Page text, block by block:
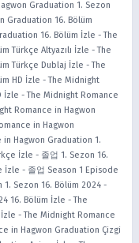
Graduation 1. Sezon
Graduation 16. Bölüm
16. Bölüm İzle -The
Türkçe Altyazılı İzle -The
Türkçe Dublaj İzle -The
HD İzle -The Midnight
İzle -The Midnight Romance
Romance in Hagwon
in Hagwon
Hagwon Graduation 1.
İzle - 졸업 1. Sezon 16.
İzle - 졸업 Season 1 Episode
Sezon 16. Bölüm 2024 -
16. Bölüm İzle -The
-The Midnight Romance
in Hagwon Graduation Çizgi